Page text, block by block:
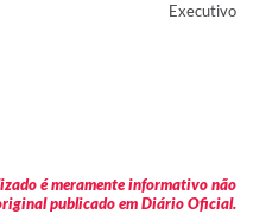
Executivo
é meramente informativo não
publicado em Diário Oficial.